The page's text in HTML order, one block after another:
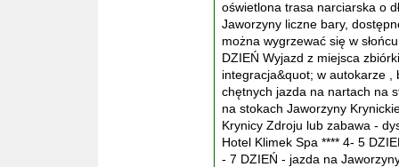
oświetlona trasa narciarska o
Jaworzyny liczne bary,
można wygrzewać się w
DZIEŃ Wyjazd z miejsca
integracja&quot; w autokarze ,
chętnych jazda na nartach na
na stokach Jaworzyny
Krynicy Zdroju lub zabawa -
Hotel Klimek Spa **** 4- 5
- 7 DZIEŃ - jazda na